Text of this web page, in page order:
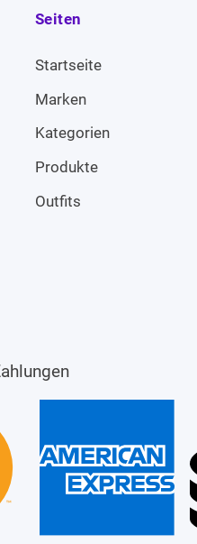
Seiten
Startseite
Marken
Kategorien
Produkte
Outfits